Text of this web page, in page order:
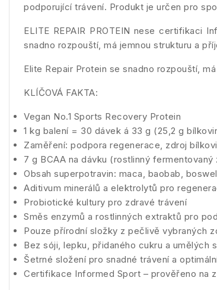
podporující trávení. Produkt je určen pro
ELITE REPAIR PROTEIN nese certifikaci
snadno rozpouští, má jemnou strukturu a
Elite Repair Protein se snadno rozpouští,
KLÍČOVÁ FAKTA:
Vegan No.1 Sports Recovery Protein
1 kg balení = 30 dávek á 33 g (25,2 g
Zaměření: podpora regenerace, zdroj
7 g BCAA na dávku (rostlinný fermentovaný
Obsah superpotravin: maca, baobab,
Aditivum minerálů a elektrolytů pro
Probiotické kultury pro zdravé trávení
Směs enzymů a rostlinných extraktů pro
Pouze přírodní složky z pečlivě vybraných
Bez sóji, lepku, přidaného cukru a umělých
Šetrné složení pro snadné trávení a
Certifikace Informed Sport – prověřeno na